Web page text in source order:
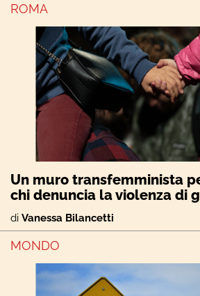
ROMA
Un muro transfemminista
chi denuncia la violenza di
di Vanessa Bilancetti
MONDO